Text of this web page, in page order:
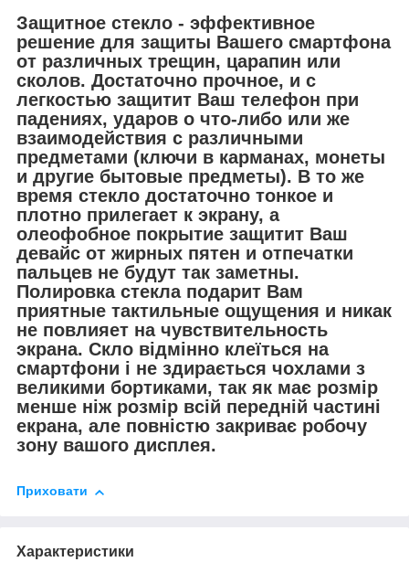
Защитное стекло - эффективное
решение для защиты Вашего смартфона
от различных трещин, царапин или
сколов. Достаточно прочное, и с
легкостью защитит Ваш телефон при
падениях, ударов о что-либо или же
взаимодействия с различными
предметами (ключи в карманах, монеты
и другие бытовые предметы). В то же
время стекло достаточно тонкое и
плотно прилегает к экрану, а
олеофобное покрытие защитит Ваш
девайс от жирных пятен и отпечатки
пальцев не будут так заметны.
Полировка стекла подарит Вам
приятные тактильные ощущения и никак
не повлияет на чувствительность
экрана. Скло відмінно клеїться на
смартфони і не здирається чохлами з
великими бортиками, так як має розмір
менше ніж розмір всій передній частині
екрана, але повністю закриває робочу
зону вашого дисплея.
Приховати
Характеристики